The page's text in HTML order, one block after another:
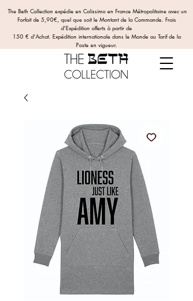
The Beth Collection expédie en Colissimo en France Métropolitaine avec un
Forfait de 5,90€, quel que soit le Montant de la Commande. Frais
d'Expédition offerts à partir de
150 € d'Achat. Expédition internationale dans le Monde au Tarif de la
Poste en vigueur.